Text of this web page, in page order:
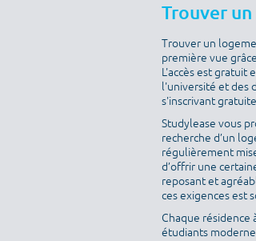
Trouver
Trouver un
première vue
L'accès est gratuit
l'université et des
s'inscrivant
Studylease vous
recherche d’un
régulièrement
d’offrir une
reposant et
ces exigences est
Chaque résidence
étudiants